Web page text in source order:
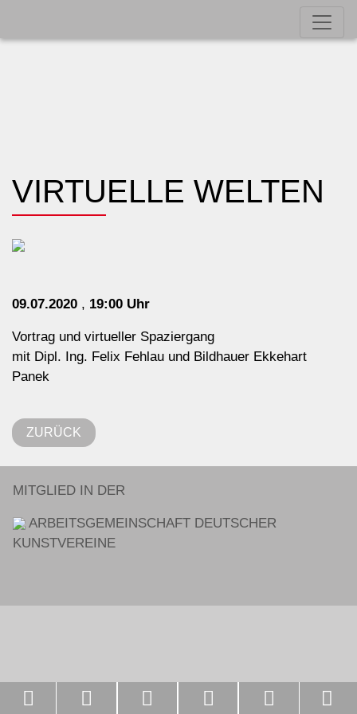
VIRTUELLE WELTEN
09.07.2020 , 19:00 Uhr
Vortrag und virtueller Spaziergang
mit Dipl. Ing. Felix Fehlau und Bildhauer Ekkehart
Panek
ZURÜCK
MITGLIED IN DER
ARBEITSGEMEINSCHAFT DEUTSCHER
KUNSTVEREINE